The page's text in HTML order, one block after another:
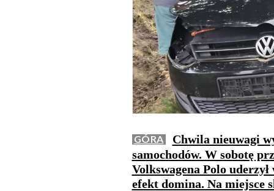
GÓRA
Chwila nieuwagi
samochodów. W sobotę
Volkswagena Polo
efekt domina. Na miejsce